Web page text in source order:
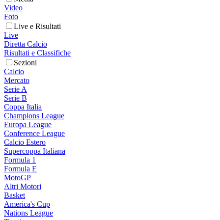
Video
Foto
Live e Risultati
Live
Diretta Calcio
Risultati e Classifiche
Sezioni
Calcio
Mercato
Serie A
Serie B
Coppa Italia
Champions League
Europa League
Conference League
Calcio Estero
Supercoppa Italiana
Formula 1
Formula E
MotoGP
Altri Motori
Basket
America's Cup
Nations League